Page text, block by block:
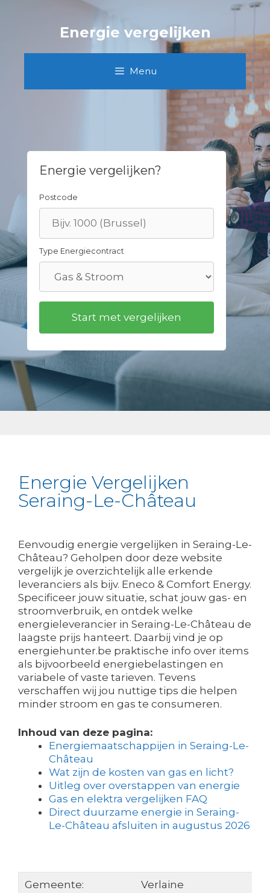
Energie vergelijken
Menu
Energie vergelijken?
Postcode
Type Energiecontract
Energie Vergelijken
Seraing-Le-Château
Eenvoudig energie vergelijken in Seraing-Le-
Château? Geholpen door deze website
vergelijk je overzichtelijk alle erkende
leveranciers als bijv. Eneco & Comfort Energy.
Specificeer jouw situatie, schat jouw gas- en
stroomverbruik, en ontdek welke
energieleverancier in Seraing-Le-Château de
laagste prijs hanteert. Daarbij vind je op
energiehunter.be praktische info over items
als bijvoorbeeld energiebelastingen en
variabele of vaste tarieven. Tevens
verschaffen wij jou nuttige tips die helpen
minder stroom en gas te consumeren.
Inhoud van deze pagina:
Energiemaatschappijen in Seraing-Le-
Château
Wat zijn de kosten van gas en licht?
Uitleg over overstappen van energie
Gas en elektra vergelijken FAQ
Direct duurzame energie in Seraing-
Le-Château afsluiten in augustus 2026
Gemeente:
Verlaine